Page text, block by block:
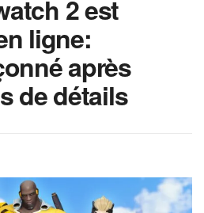
2 est
ligne:
après
de détails